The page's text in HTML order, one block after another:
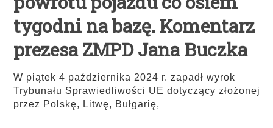
tygodni na bazę. Komentarz
prezesa ZMPD Jana Buczka
W piątek 4 października 2024 r. zapadł wyrok
Trybunału Sprawiedliwości UE dotyczący złożonej
przez Polskę, Litwę, Bułgarię,